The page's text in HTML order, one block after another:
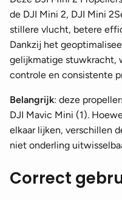
de DJI Mini 2, DJI Mini
stillere vlucht, betere
Dankzij het
gelijkmatige stuwkracht,
controle en consistente
Belangrijk: deze
DJI Mavic Mini (1).
elkaar lijken, verschillen
niet onderling
Correct